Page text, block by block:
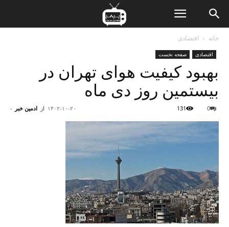
خانه اقتصادی
اقتصادی صفحه نخست
بهبود کیفیت هوای تهران در
بیستمین روز دی ماه
از ادمین خبر - ۱۴۰۲-۱۰-۲۰ 0
131